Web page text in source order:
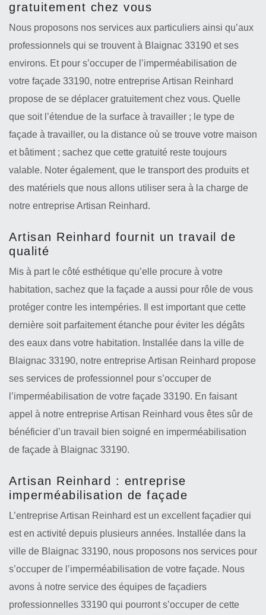
gratuitement chez vous
Nous proposons nos services aux particuliers ainsi qu’aux
professionnels qui se trouvent à Blaignac 33190 et ses
environs. Et pour s’occuper de l’imperméabilisation de
votre façade 33190, notre entreprise Artisan Reinhard
propose de se déplacer gratuitement chez vous. Quelle
que soit l’étendue de la surface à travailler ; le type de
façade à travailler, ou la distance où se trouve votre maison
et bâtiment ; sachez que cette gratuité reste toujours
valable. Noter également, que le transport des produits et
des matériels que nous allons utiliser sera à la charge de
notre entreprise Artisan Reinhard.
Artisan Reinhard fournit un travail de
qualité
Mis à part le côté esthétique qu’elle procure à votre
habitation, sachez que la façade a aussi pour rôle de vous
protéger contre les intempéries. Il est important que cette
dernière soit parfaitement étanche pour éviter les dégâts
des eaux dans votre habitation. Installée dans la ville de
Blaignac 33190, notre entreprise Artisan Reinhard propose
ses services de professionnel pour s’occuper de
l’imperméabilisation de votre façade 33190. En faisant
appel à notre entreprise Artisan Reinhard vous êtes sûr de
bénéficier d’un travail bien soigné en imperméabilisation
de façade à Blaignac 33190.
Artisan Reinhard : entreprise
imperméabilisation de façade
L’entreprise Artisan Reinhard est un excellent façadier qui
est en activité depuis plusieurs années. Installée dans la
ville de Blaignac 33190, nous proposons nos services pour
s’occuper de l’imperméabilisation de votre façade. Nous
avons à notre service des équipes de façadiers
professionnelles 33190 qui pourront s’occuper de cette